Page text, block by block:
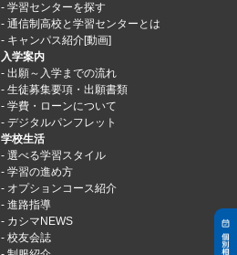
学習センターを探す
通信制高校と学習センターとは
キャンパス紹介[動画]
入学案内
出願～入学までの流れ
生徒募集要項・出願書類
学費・ローンについて
デジタルパンフレット
学校生活
選べる学習スタイル
学習の進め方
オプションコース紹介
進路指導
カシマNEWS
校友会誌